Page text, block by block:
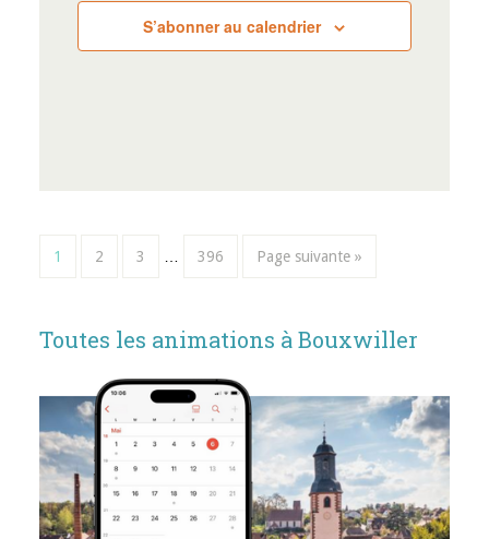
S’abonner au calendrier
1 2 3 … 396 Page suivante »
Toutes les animations à Bouxwiller